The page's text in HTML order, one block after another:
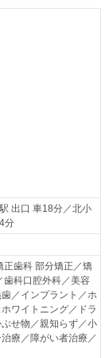
出口 車18分／北小
分
歯科 部分矯正／矯
歯科口腔外科／美容
／インプラント／ホ
ワイトニング／ドラ
せ物／親知らず／小
療／障がい者治療／